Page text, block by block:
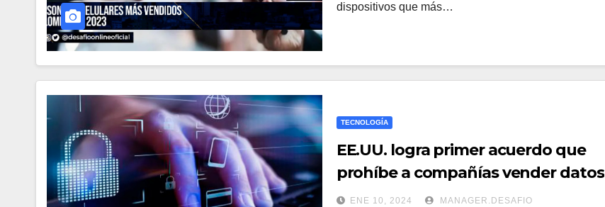
dispositivos que más…
TECNOLOGÍA
EE.UU. logra primer acuerdo que
prohíbe a compañías vender datos
personales y ubicación
ENE 10, 2024 MANAGER.DESAFIO